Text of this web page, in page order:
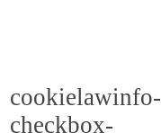
cookielawinfo-
checkbox-